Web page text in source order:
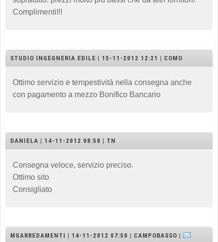
Complimenti!!!
STUDIO INGEGNERIA EDILE | 15-11-2012 12:21 | COMO
Ottimo servizio e tempestività nella consegna anche
con pagamento a mezzo Bonifico Bancario
DANIELA | 14-11-2012 08:58 | TN
Consegna veloce, servizio preciso.
Ottimo sito
Consigliato
MGARREDAMENTI | 14-11-2012 07:50 | CAMPOBASSO |